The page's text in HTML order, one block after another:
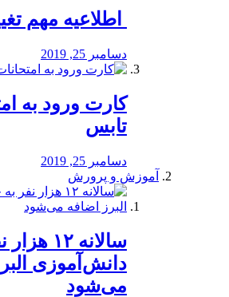
اطلاعیه مهم
دسامبر 25, 2019
کارت ورود به
تابس
دسامبر 25, 2019
آموزش و پرورش
️سالانه
دانش‌آموزی
می‌شود